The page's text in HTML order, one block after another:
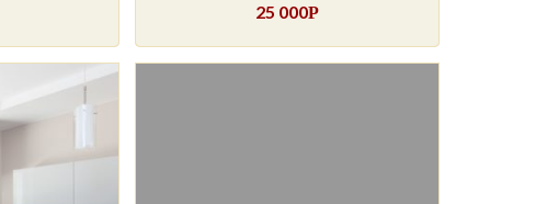
25 000Р